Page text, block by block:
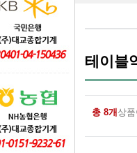
테이블
총 8개 상